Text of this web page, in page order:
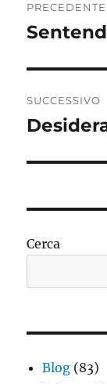
articoli
PRECEDENTE
Articolo
SUCCESSIVO
Articolo
Cerca
Blog (83)